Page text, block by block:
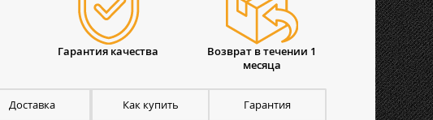
Гарантия качества
Возврат в течении 1
месяца
Доставка Как купить Гарантия